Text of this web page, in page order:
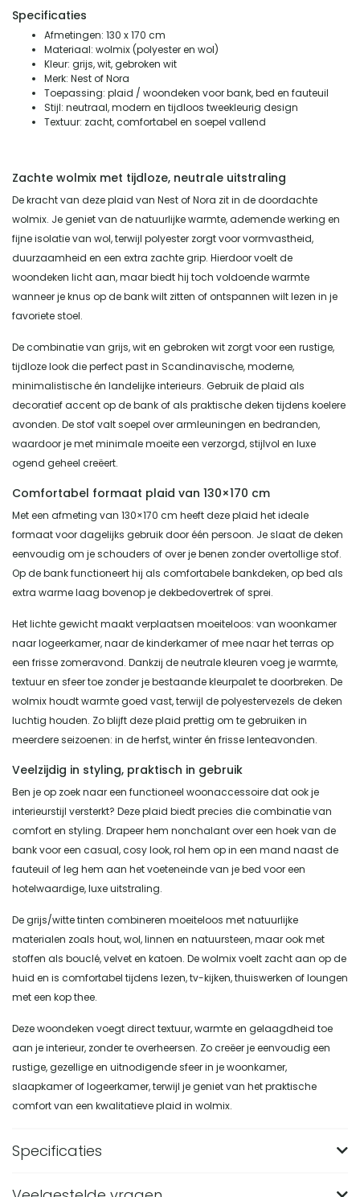
Specificaties
Afmetingen: 130 x 170 cm
Materiaal: wolmix (polyester en wol)
Kleur: grijs, wit, gebroken wit
Merk: Nest of Nora
Toepassing: plaid / woondeken voor bank, bed en fauteuil
Stijl: neutraal, modern en tijdloos tweekleurig design
Textuur: zacht, comfortabel en soepel vallend
Zachte wolmix met tijdloze, neutrale uitstraling
De kracht van deze plaid van Nest of Nora zit in de doordachte
wolmix. Je geniet van de natuurlijke warmte, ademende werking en
fijne isolatie van wol, terwijl polyester zorgt voor vormvastheid,
duurzaamheid en een extra zachte grip. Hierdoor voelt de
woondeken licht aan, maar biedt hij toch voldoende warmte
wanneer je knus op de bank wilt zitten of ontspannen wilt lezen in je
favoriete stoel.
De combinatie van grijs, wit en gebroken wit zorgt voor een rustige,
tijdloze look die perfect past in Scandinavische, moderne,
minimalistische én landelijke interieurs. Gebruik de plaid als
decoratief accent op de bank of als praktische deken tijdens koelere
avonden. De stof valt soepel over armleuningen en bedranden,
waardoor je met minimale moeite een verzorgd, stijlvol en luxe
ogend geheel creëert.
Comfortabel formaat plaid van 130×170 cm
Met een afmeting van 130×170 cm heeft deze plaid het ideale
formaat voor dagelijks gebruik door één persoon. Je slaat de deken
eenvoudig om je schouders of over je benen zonder overtollige stof.
Op de bank functioneert hij als comfortabele bankdeken, op bed als
extra warme laag bovenop je dekbedovertrek of sprei.
Het lichte gewicht maakt verplaatsen moeiteloos: van woonkamer
naar logeerkamer, naar de kinderkamer of mee naar het terras op
een frisse zomeravond. Dankzij de neutrale kleuren voeg je warmte,
textuur en sfeer toe zonder je bestaande kleurpalet te doorbreken. De
wolmix houdt warmte goed vast, terwijl de polyestervezels de deken
luchtig houden. Zo blijft deze plaid prettig om te gebruiken in
meerdere seizoenen: in de herfst, winter én frisse lenteavonden.
Veelzijdig in styling, praktisch in gebruik
Ben je op zoek naar een functioneel woonaccessoire dat ook je
interieurstijl versterkt? Deze plaid biedt precies die combinatie van
comfort en styling. Drapeer hem nonchalant over een hoek van de
bank voor een casual, cosy look, rol hem op in een mand naast de
fauteuil of leg hem aan het voeteneinde van je bed voor een
hotelwaardige, luxe uitstraling.
De grijs/witte tinten combineren moeiteloos met natuurlijke
materialen zoals hout, wol, linnen en natuursteen, maar ook met
stoffen als bouclé, velvet en katoen. De wolmix voelt zacht aan op de
huid en is comfortabel tijdens lezen, tv-kijken, thuiswerken of loungen
met een kop thee.
Deze woondeken voegt direct textuur, warmte en gelaagdheid toe
aan je interieur, zonder te overheersen. Zo creëer je eenvoudig een
rustige, gezellige en uitnodigende sfeer in je woonkamer,
slaapkamer of logeerkamer, terwijl je geniet van het praktische
comfort van een kwalitatieve plaid in wolmix.
Specificaties